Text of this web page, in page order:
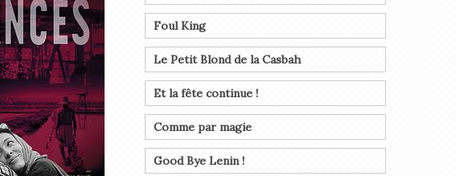
Foul King
Le Petit Blond de la Casbah
Et la fête continue !
Comme par magie
Good Bye Lenin !